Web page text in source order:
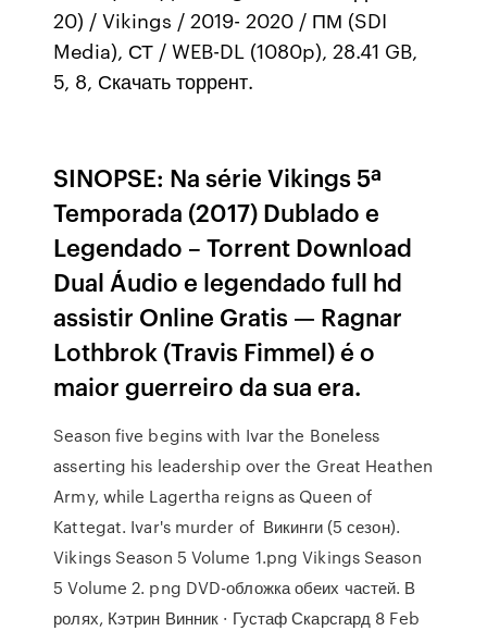
20) / Vikings / 2019- 2020 / ПМ (SDI
Media), СТ / WEB-DL (1080p), 28.41 GB,
5, 8, Скачать торрент.
SINOPSE: Na série Vikings 5ª
Temporada (2017) Dublado e
Legendado – Torrent Download
Dual Áudio e legendado full hd
assistir Online Gratis — Ragnar
Lothbrok (Travis Fimmel) é o
maior guerreiro da sua era.
Season five begins with Ivar the Boneless
asserting his leadership over the Great Heathen
Army, while Lagertha reigns as Queen of
Kattegat. Ivar's murder of Викинги (5 сезон).
Vikings Season 5 Volume 1.png Vikings Season
5 Volume 2. png DVD-обложка обеих частей. В
ролях, Кэтрин Винник · Густаф Скарсгард 8 Feb